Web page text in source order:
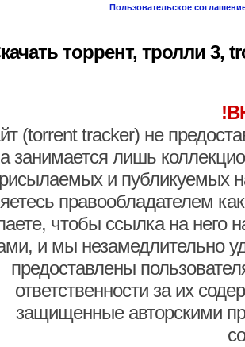
Пользовательское
торрент, тролли 3,
(torrent tracker) не
а занимается лишь
и публикуемых
правообладателем
чтобы ссылка на него
и мы незамедлительно
предоставлены
ответственности за их
защищенные авторскими